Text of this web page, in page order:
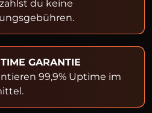
du keine
GARANTIE
99,9% Uptime im